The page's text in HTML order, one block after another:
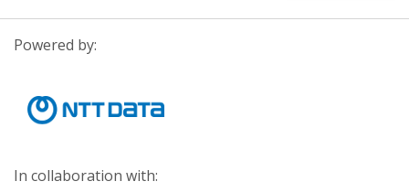
Powered by:
In collaboration with: